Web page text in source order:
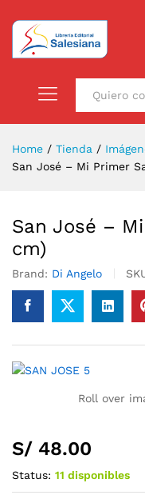
Home / Tienda /
San José – Mi Primer
San José –
cm)
Brand: Di Angelo
Roll over
S/ 48.00
Status: 11 disponibles